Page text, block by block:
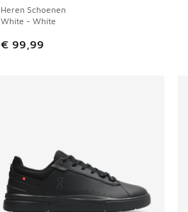
Heren Schoenen
White - White
€ 99,99